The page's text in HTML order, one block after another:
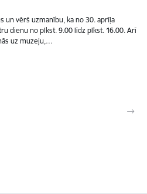
un vērš uzmanību, ka no 30. aprīļa
dienu no plkst. 9.00 līdz plkst. 16.00. Arī
uz muzeju,…